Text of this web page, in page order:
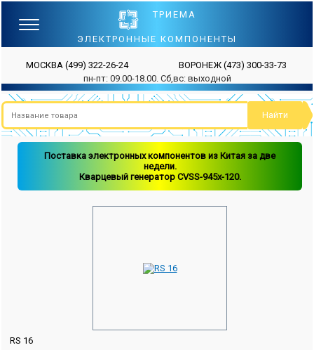
ТРИЕМА
ЭЛЕКТРОННЫЕ КОМПОНЕНТЫ
МОСКВА (499) 322-26-24 ВОРОНЕЖ (473) 300-33-73
пн-пт: 09.00-18.00. Сб,вс: выходной
Поставка электронных компонентов из Китая за две
недели.
Кварцевый генератор CVSS-945x-120.
RS 16